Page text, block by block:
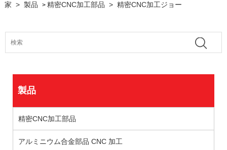
家 > 製品 > 精密CNC加工部品 > 精密CNC加工ジョー
製品
精密CNC加工部品
アルミニウム合金部品 CNC 加工